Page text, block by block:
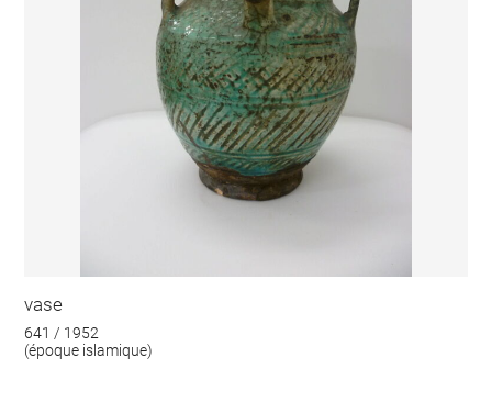
vase
641 / 1952
(époque islamique)